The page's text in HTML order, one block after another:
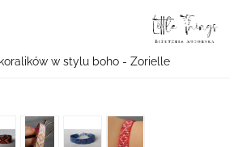
w stylu boho - Zorielle